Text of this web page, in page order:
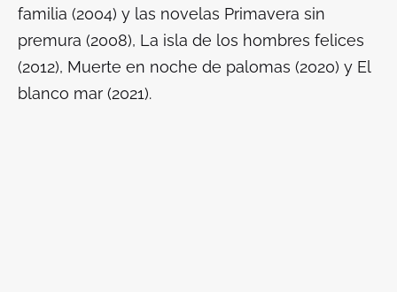
familia (2004) y las novelas Primavera sin
premura (2008), La isla de los hombres felices
(2012), Muerte en noche de palomas (2020) y El
blanco mar (2021).